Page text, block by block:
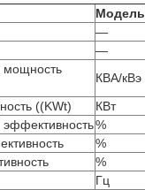
Модель
—
—
мощность
КВА/кВэ
((KWt)
КВт
эффективность%
%
%
Гц